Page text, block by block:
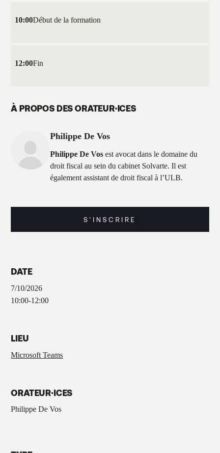
10:00Début de la formation
12:00Fin
À PROPOS DES ORATEUR·ICES
Philippe De Vos
Philippe De Vos est avocat dans le domaine du
droit fiscal au sein du cabinet Solvarte. Il est
également assistant de droit fiscal à l’ULB.
S'INSCRIRE
DATE
7/10/2026
10:00-12:00
LIEU
Microsoft Teams
ORATEUR·ICES
Philippe De Vos